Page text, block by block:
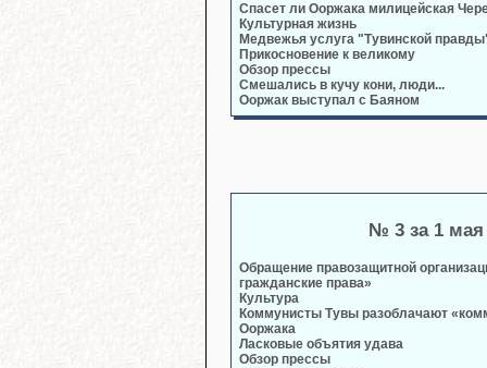
Спасет ли Ооржака милицейская
Культурная жизнь
Медвежья услуга "Тувинской
Прикосновение к великому
Обзор прессы
Смешались в кучу кони, люди...
Ооржак выступал с Баяном
№ 3 за 1 мая
Обращение правозащитной
гражданские права»
Культура
Коммунисты Тувы разоблачают
Ооржака
Ласковые объятия удава
Обзор прессы